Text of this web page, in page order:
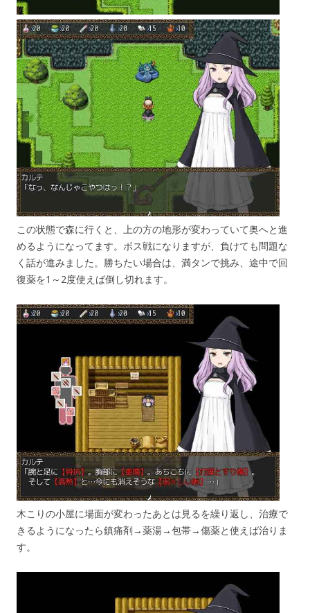
この状態で森に行くと、上の方の地形が変わっていて奥へと進
めるようになってます。ボス戦になりますが、負けても問題な
く話が進みました。勝ちたい場合は、満タンで挑み、途中で回
復薬を1～2度使えば倒し切れます。
木こりの小屋に場面が変わったあとは見るを繰り返し、治療で
きるようになったら鎮痛剤→薬湯→包帯→傷薬と使えば治りま
す。